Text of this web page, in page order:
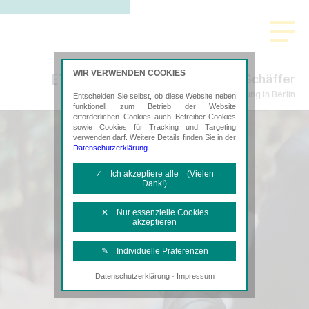
Bachtenkirch-Sujata Berke Schäffer
Steuerberatung in Berlin
WIR VERWENDEN COOKIES
Entscheiden Sie selbst, ob diese Website neben
funktionell zum Betrieb der Website
erforderlichen Cookies auch Betreiber-Cookies
sowie Cookies für Tracking und Targeting
verwenden darf. Weitere Details finden Sie in der
Datenschutzerklärung
✓ Ich akzeptiere alle (Vielen
Dank!)
✕ Nur essenzielle Cookies
akzeptieren
✎ Individuelle Präferenzen
Notwendige Cookies
Diese Cookies sind erforderlich, um die
Datenschutzerklärung· Impressum